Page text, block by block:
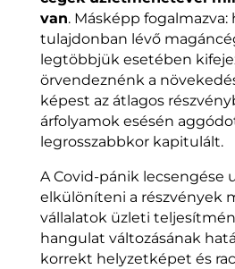
van. Másképp fogalmazva:
tulajdonban lévő
legtöbbjük esetében
örvendeznénk a
képest az átlagos
árfolyamok esésén
legrosszabbkor kapitulált.
A Covid-pánik lecsengése
elkülöníteni a részvények
vállalatok üzleti
hangulat változásának
korrekt helyzetképet és